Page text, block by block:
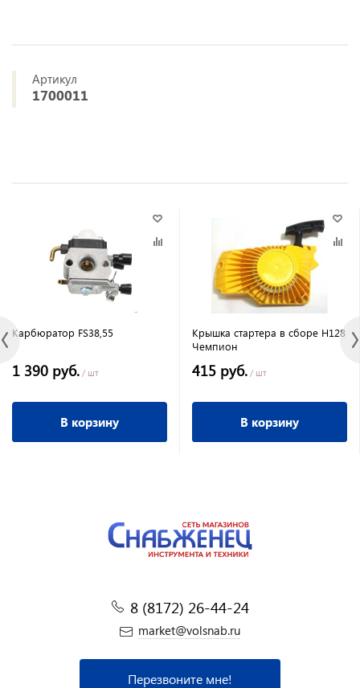
Артикул
1700011
Карбюратор FS38,55
1 390 руб. / шт
В корзину
Крышка стартера в сборе Н128
Чемпион
415 руб. / шт
В корзину
8 (8172) 26-44-24
market@volsnab.ru
Перезвоните мне!